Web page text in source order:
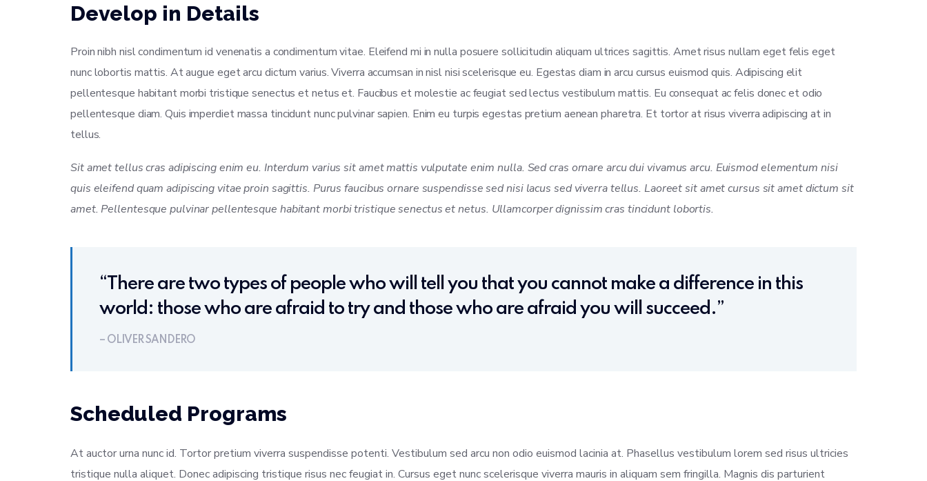
Develop in Details
Proin nibh nisl condimentum id venenatis a condimentum vitae. Eleifend mi in nulla posuere sollicitudin aliquam ultrices sagittis. Amet risus nullam eget felis eget
nunc lobortis mattis. At augue eget arcu dictum varius. Viverra accumsan in nisl nisi scelerisque eu. Egestas diam in arcu cursus euismod quis. Adipiscing elit
pellentesque habitant morbi tristique senectus et netus et. Faucibus et molestie ac feugiat sed lectus vestibulum mattis. Eu consequat ac felis donec et odio
pellentesque diam. Quis imperdiet massa tincidunt nunc pulvinar sapien. Enim eu turpis egestas pretium aenean pharetra. Et tortor at risus viverra adipiscing at in
tellus.
Sit amet tellus cras adipiscing enim eu. Interdum varius sit amet mattis vulputate enim nulla. Sed cras ornare arcu dui vivamus arcu. Euismod elementum nisi
quis eleifend quam adipiscing vitae proin sagittis. Purus faucibus ornare suspendisse sed nisi lacus sed viverra tellus. Laoreet sit amet cursus sit amet dictum sit
amet. Pellentesque pulvinar pellentesque habitant morbi tristique senectus et netus. Ullamcorper dignissim cras tincidunt lobortis.
“There are two types of people who will tell you that you cannot make a difference in this
world: those who are afraid to try and those who are afraid you will succeed.”
– OLIVER SANDERO
Scheduled Programs
At auctor urna nunc id. Tortor pretium viverra suspendisse potenti. Vestibulum sed arcu non odio euismod lacinia at. Phasellus vestibulum lorem sed risus ultricies
tristique nulla aliquet. Donec adipiscing tristique risus nec feugiat in. Cursus eget nunc scelerisque viverra mauris in aliquam sem fringilla. Magnis dis parturient